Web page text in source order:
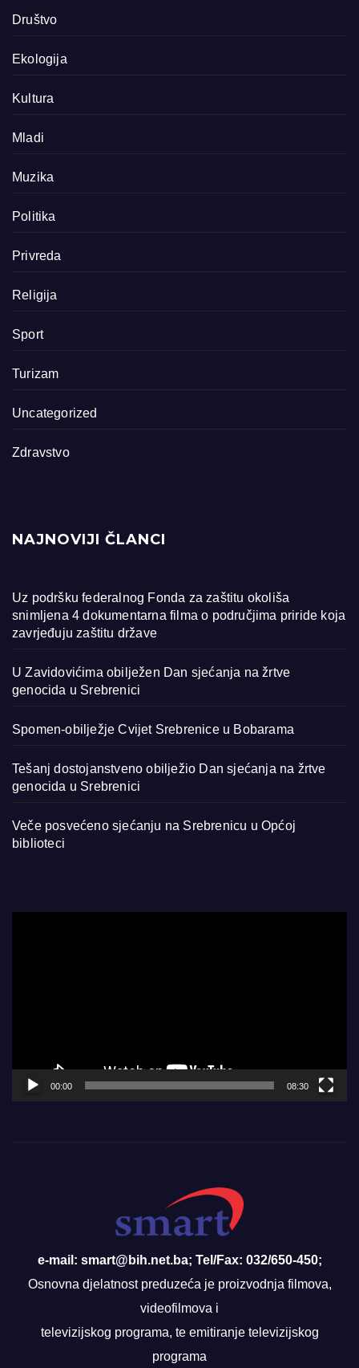
Društvo
Ekologija
Kultura
Mladi
Muzika
Politika
Privreda
Religija
Sport
Turizam
Uncategorized
Zdravstvo
NAJNOVIJI ČLANCI
Uz podršku federalnog Fonda za zaštitu okoliša
snimljena 4 dokumentarna filma o područjima priride koja
zavrjeđuju zaštitu države
U Zavidovićima obilježen Dan sjećanja na žrtve
genocida u Srebrenici
Spomen-obilježje Cvijet Srebrenice u Bobarama
Tešanj dostojanstveno obilježio Dan sjećanja na žrtve
genocida u Srebrenici
Veče posvećeno sjećanju na Srebrenicu u Općoj
biblioteci
00:00 08:30
e-mail: smart@bih.net.ba; Tel/Fax: 032/650-450;
Osnovna djelatnost preduzeća je proizvodnja filmova,
videofilmova i
televizijskog programa, te emitiranje televizijskog
programa